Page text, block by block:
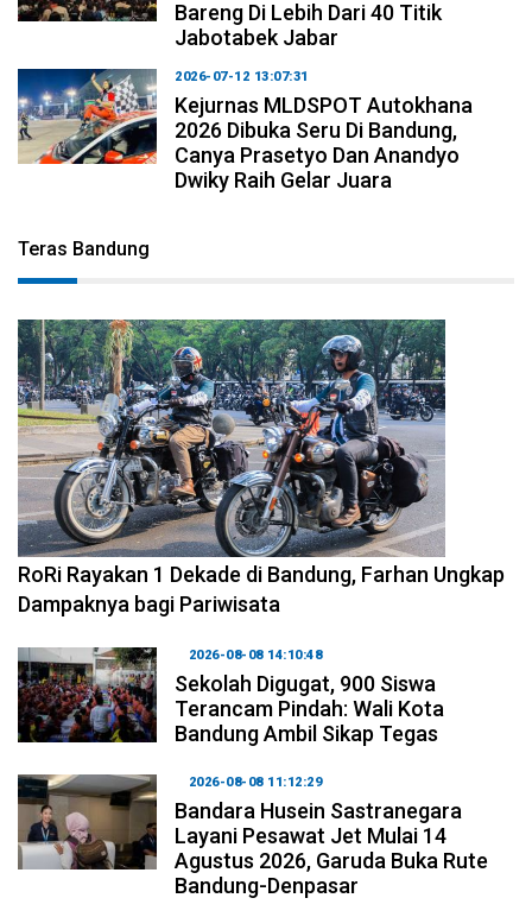
Bareng Di Lebih Dari 40 Titik
Jabotabek Jabar
2026-07-12 13:07:31
Kejurnas MLDSPOT Autokhana
2026 Dibuka Seru Di Bandung,
Canya Prasetyo Dan Anandyo
Dwiky Raih Gelar Juara
Teras Bandung
2026-08-09 09:55:44
RoRi Rayakan 1 Dekade di Bandung, Farhan Ungkap
Dampaknya bagi Pariwisata
2026-08-08 14:10:48
Sekolah Digugat, 900 Siswa
Terancam Pindah: Wali Kota
Bandung Ambil Sikap Tegas
2026-08-08 11:12:29
Bandara Husein Sastranegara
Layani Pesawat Jet Mulai 14
Agustus 2026, Garuda Buka Rute
Bandung-Denpasar